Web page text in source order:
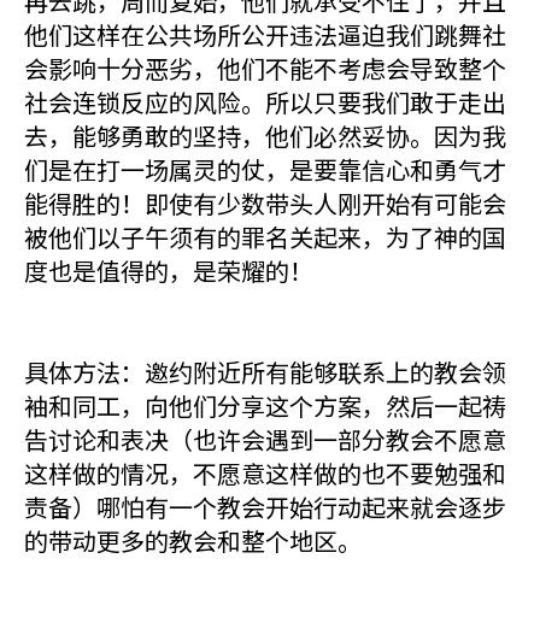
他们这样在公共场所公开违法逼迫我们跳舞社
会影响十分恶劣，他们不能不考虑会导致整个
社会连锁反应的风险。所以只要我们敢于走出
去，能够勇敢的坚持，他们必然妥协。因为我
们是在打一场属灵的仗，是要靠信心和勇气才
能得胜的！即使有少数带头人刚开始有可能会
被他们以子午须有的罪名关起来，为了神的国
度也是值得的，是荣耀的！
具体方法：邀约附近所有能够联系上的教会领
袖和同工，向他们分享这个方案，然后一起祷
告讨论和表决（也许会遇到一部分教会不愿意
这样做的情况，不愿意这样做的也不要勉强和
责备）哪怕有一个教会开始行动起来就会逐步
的带动更多的教会和整个地区。